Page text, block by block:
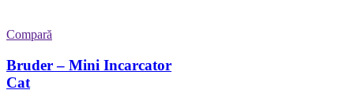
Compară
Bruder – Mini Incarcator
Cat